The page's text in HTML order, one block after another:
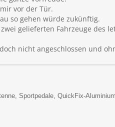
vor der Tür.
so gehen würde zukünftig.
gelieferten Fahrzeuge des
nicht angeschlossen und
Sportpedale, QuickFix-